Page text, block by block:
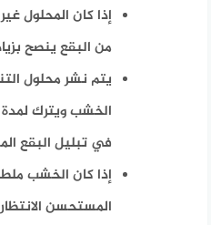
إذا كان المحلول
من البقع ينصح
يتم نشر محلول
الخشب ويترك
في تبليل البقع
إذا كان الخشب
المستحسن